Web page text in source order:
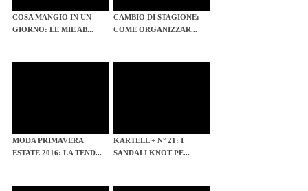
COSA MANGIO IN UN
GIORNO: LE MIE AB...
CAMBIO DI STAGIONE:
COME ORGANIZZAR...
MODA PRIMAVERA
ESTATE 2016: LA TEND...
KARTELL + N° 21: I
SANDALI KNOT PE...